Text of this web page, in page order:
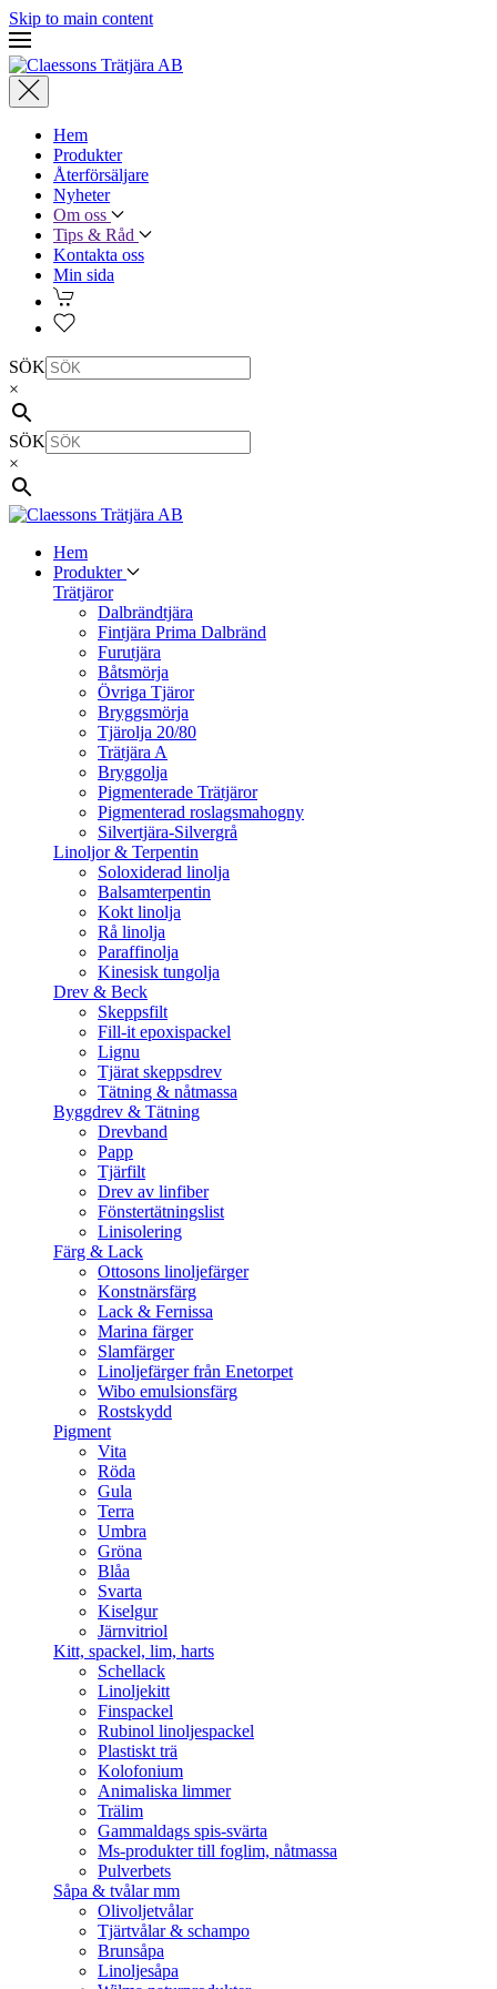
Skip to main content
Hem
Produkter
Återförsäljare
Nyheter
Om oss
Tips & Råd
Kontakta oss
Min sida
SÖK
×
SÖK
×
Hem
Produkter
Trätjäror
Dalbrändtjära
Fintjära Prima Dalbränd
Furutjära
Båtsmörja
Övriga Tjäror
Bryggsmörja
Tjärolja 20/80
Trätjära A
Bryggolja
Pigmenterade Trätjäror
Pigmenterad roslagsmahogny
Silvertjära-Silvergrå
Linoljor & Terpentin
Soloxiderad linolja
Balsamterpentin
Kokt linolja
Rå linolja
Paraffinolja
Kinesisk tungolja
Drev & Beck
Skeppsfilt
Fill-it epoxispackel
Lignu
Tjärat skeppsdrev
Tätning & nåtmassa
Byggdrev & Tätning
Drevband
Papp
Tjärfilt
Drev av linfiber
Fönstertätningslist
Linisolering
Färg & Lack
Ottosons linoljefärger
Konstnärsfärg
Lack & Fernissa
Marina färger
Slamfärger
Linoljefärger från Enetorpet
Wibo emulsionsfärg
Rostskydd
Pigment
Vita
Röda
Gula
Terra
Umbra
Gröna
Blåa
Svarta
Kiselgur
Järnvitriol
Kitt, spackel, lim, harts
Schellack
Linoljekitt
Finspackel
Rubinol linoljespackel
Plastiskt trä
Kolofonium
Animaliska limmer
Trälim
Gammaldags spis-svärta
Ms-produkter till foglim, nåtmassa
Pulverbets
Såpa & tvålar mm
Olivoljetvålar
Tjärtvålar & schampo
Brunsåpa
Linoljesåpa